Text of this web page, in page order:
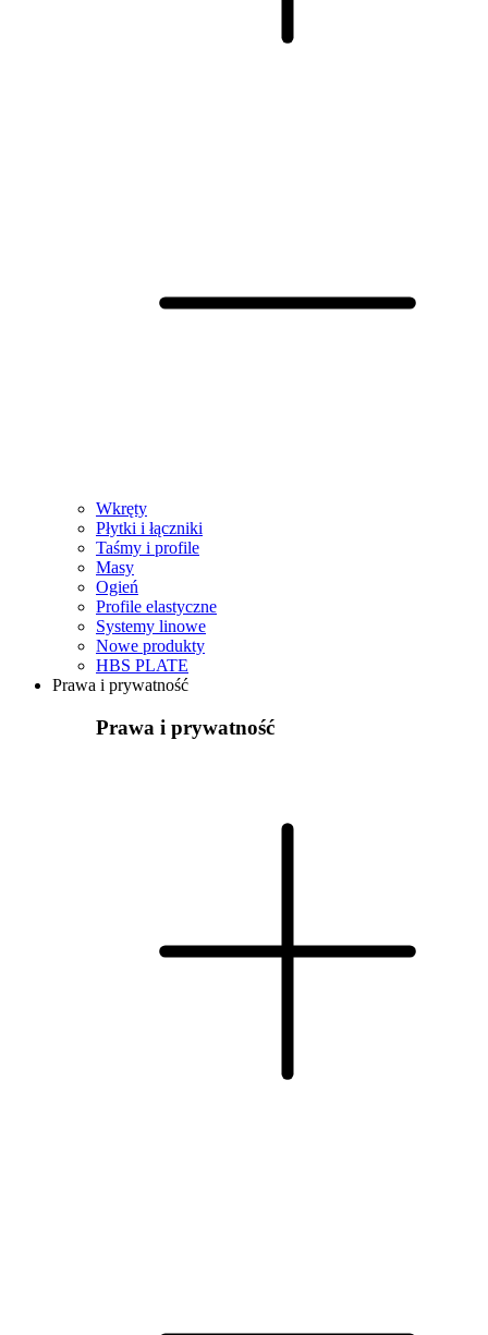
Wkręty
Płytki i łączniki
Taśmy i profile
Masy
Ogień
Profile elastyczne
Systemy linowe
Nowe produkty
HBS PLATE
Prawa i prywatność
Prawa i prywatność